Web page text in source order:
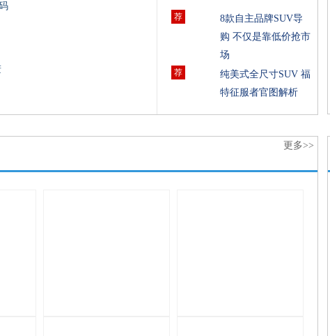
荐
8款自主品牌SUV导
购 不仅是靠低价抢市
场
荐
纯美式全尺寸SUV 福
特征服者官图解析
更多>>